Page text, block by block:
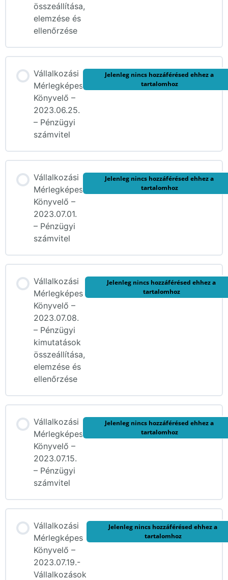
összeállítása,
elemzése és
ellenőrzése
Vállalkozási
Mérlegképes
Könyvelő –
2023.06.25.
– Pénzügyi
számvitel
Jelenleg nincs hozzáférésed ehhez a
tartalomhoz
Vállalkozási
Mérlegképes
Könyvelő –
2023.07.01.
– Pénzügyi
számvitel
Jelenleg nincs hozzáférésed ehhez a
tartalomhoz
Vállalkozási
Mérlegképes
Könyvelő –
2023.07.08.
– Pénzügyi
kimutatások
összeállítása,
elemzése és
ellenőrzése
Jelenleg nincs hozzáférésed ehhez a
tartalomhoz
Vállalkozási
Mérlegképes
Könyvelő –
2023.07.15.
– Pénzügyi
számvitel
Jelenleg nincs hozzáférésed ehhez a
tartalomhoz
Vállalkozási
Mérlegképes
Könyvelő –
2023.07.19.-
Vállalkozások
Jelenleg nincs hozzáférésed ehhez a
tartalomhoz